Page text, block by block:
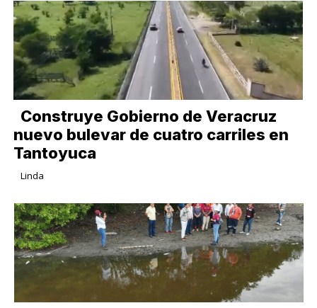
​Construye Gobierno de Veracruz
nuevo bulevar de cuatro carriles en
Tantoyuca
Linda